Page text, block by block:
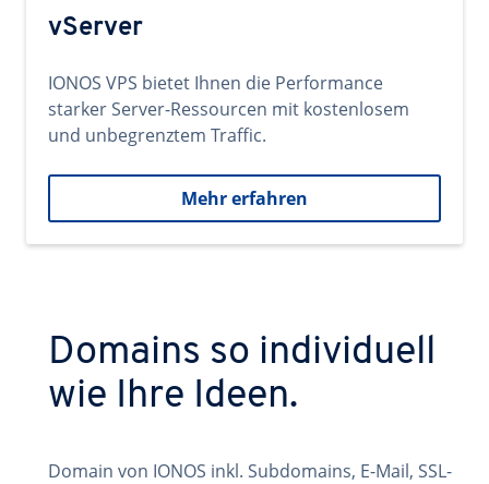
vServer
IONOS VPS bietet Ihnen die Performance
starker Server-Ressourcen mit kostenlosem
und unbegrenztem Traffic.
Mehr erfahren
Domains so individuell
wie Ihre Ideen.
Domain von IONOS inkl. Subdomains, E-Mail, SSL-